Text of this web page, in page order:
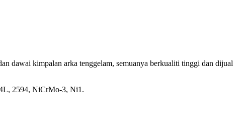
dawai kimpalan arka tenggelam, semuanya berkualiti tinggi dan dijual
2594, NiCrMo-3, Ni1.